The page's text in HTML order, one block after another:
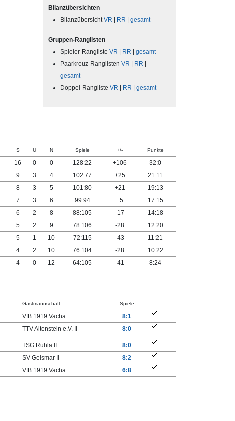
Bilanzübersichten
BilanzübersichtVR RR gesamt
Gruppen-Ranglisten
Spieler-Rangliste VR RR
gesamt
Paarkreuz-Ranglisten VR RR
gesamt
Doppel-Rangliste VR RR gesamt
S U N Spiele +/- Punkte
16 0 0 128:22 +106
32:0
9 3 4 102:77 +25
21:11
8 3 5 101:80 +21
19:13
7 3 6 99:94 +5
17:15
6 2 8 88:105 -17
14:18
5 2 9 78:106 -28
12:20
5 1 10 72:115 -43
11:21
4 2 10 76:104 -28
10:22
4 0 12 64:105 -41 8:24
Gastmannschaft Spiele
VfB 1919 Vacha
8:1
TTV Altenstein e.V. II 8:0
TSG Ruhla II
8:0
SV Geismar II
8:2
VfB 1919 Vacha 6:8